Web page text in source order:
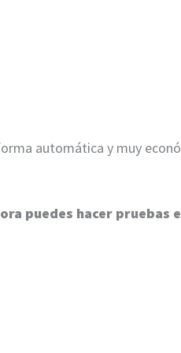
automática y muy
puedes hacer